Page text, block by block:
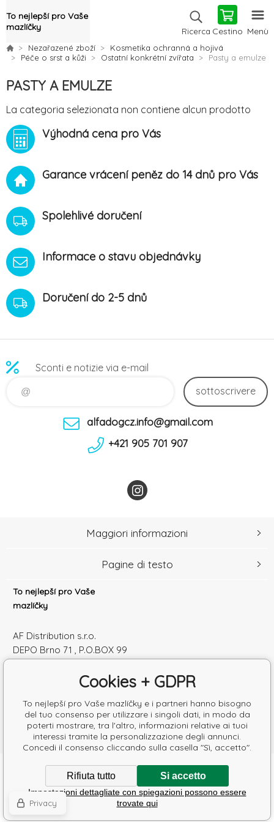
To nejlepší pro Vaše
mazlíčky
Ricerca Cestino Menù
Nezařazené zboží
Kosmetika ochranná a hojivá
Péče o srst a kůži
Ostatní konkrétní zvířata Pasty a emulze
PASTY A EMULZE
La categoria selezionata non contiene alcun prodotto
Výhodná cena pro Vás
Garance vrácení peněz do 14 dnů pro Vás
Spolehlivé doručení
Informace o stavu objednávky
Doručení do 2-5 dnů
Sconti e notizie via e-mail
sottoscrivere
alfadogcz.info@gmail.com
+421 905 701 907
To nejlepší pro Vaše
mazlíčky
AF Distribution s.r.o.
DEPO Brno 71 , P.O.BOX 99
Česká republika
Partita IVA: SK2120864328
Maggiori informazioni
Pagine di testo
Copyright © 2026 AF Distribution s.r.o.
Tutti i diritti riservati.
Ecommerce solutions BINARGON.cz
Poradíme s výběrem krmiva
Cookies + GDPR
To nejlepší pro Vaše mazlíčky e i partneri hanno bisogno
del tuo consenso per utilizzare i singoli dati, in modo da
poterti mostrare, tra l'altro, informazioni relative ai tuoi
interessi tramite la personalizzazione degli annunci.
Concedi il consenso cliccando sulla casella "Sì, accetto".
Rifiuta tutto Si accetto
Impostazioni dettagliate con spiegazioni possono essere
trovate qui
Privacy